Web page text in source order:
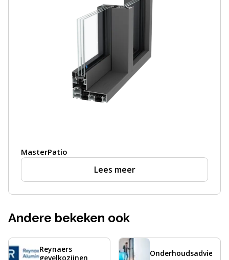
MasterPatio
Lees meer
Andere bekeken ook
Reynaers
gevelkozijnen
Onderhoudsadvies